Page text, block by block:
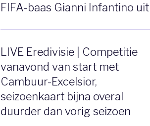
FIFA-baas Gianni Infantino uit
LIVE Eredivisie | Competitie
vanavond van start met
Cambuur-Excelsior,
seizoenkaart bijna overal
duurder dan vorig seizoen